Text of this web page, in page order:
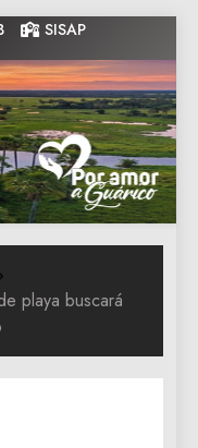
SISAP
de Guarico
playa buscará